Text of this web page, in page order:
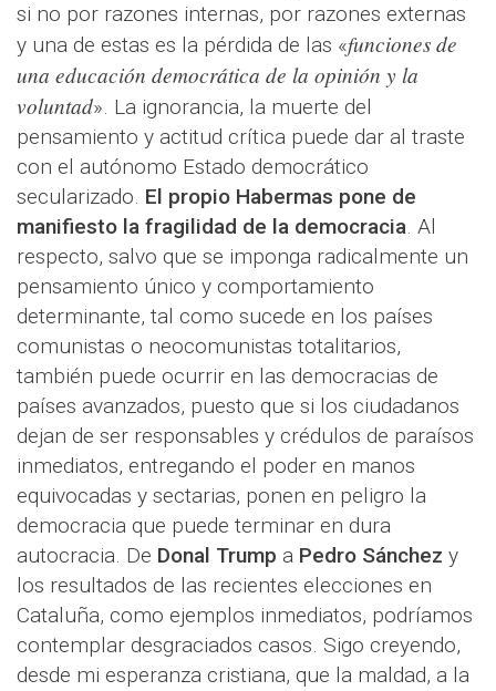
si no por razones internas, por razones externas
y una de estas es la pérdida de las «funciones de
una educación democrática de la opinión y la
voluntad». La ignorancia, la muerte del
pensamiento y actitud crítica puede dar al traste
con el autónomo Estado democrático
secularizado. El propio Habermas pone de
manifiesto la fragilidad de la democracia. Al
respecto, salvo que se imponga radicalmente un
pensamiento único y comportamiento
determinante, tal como sucede en los países
comunistas o neocomunistas totalitarios,
también puede ocurrir en las democracias de
países avanzados, puesto que si los ciudadanos
dejan de ser responsables y crédulos de paraísos
inmediatos, entregando el poder en manos
equivocadas y sectarias, ponen en peligro la
democracia que puede terminar en dura
autocracia. De Donal Trump a Pedro Sánchez y
los resultados de las recientes elecciones en
Cataluña, como ejemplos inmediatos, podríamos
contemplar desgraciados casos. Sigo creyendo,
desde mi esperanza cristiana, que la maldad, a la